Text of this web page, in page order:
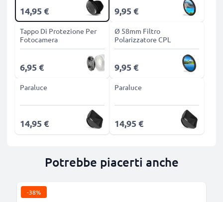
14,95 € 9,95 €
Tappo Di Protezione Per
Fotocamera
6,95 €
Ø 58mm Filtro
Polarizzatore CPL
9,95 €
Paraluce
14,95 €
Paraluce
14,95 €
Potrebbe piacerti anche
-38%